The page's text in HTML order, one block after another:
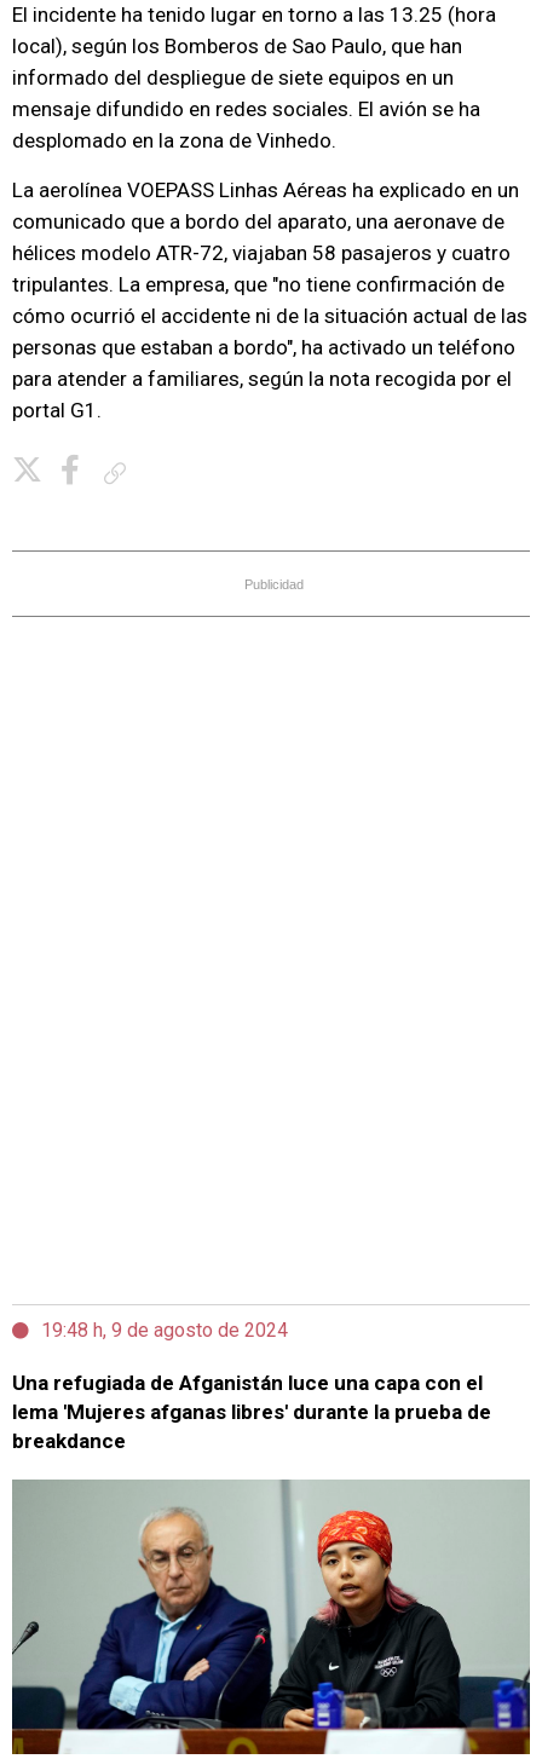
El incidente ha tenido lugar en torno a las 13.25 (hora
local), según los Bomberos de Sao Paulo, que han
informado del despliegue de siete equipos en un
mensaje difundido en redes sociales. El avión se ha
desplomado en la zona de Vinhedo.
La aerolínea VOEPASS Linhas Aéreas ha explicado en un
comunicado que a bordo del aparato, una aeronave de
hélices modelo ATR-72, viajaban 58 pasajeros y cuatro
tripulantes. La empresa, que "no tiene confirmación de
cómo ocurrió el accidente ni de la situación actual de las
personas que estaban a bordo", ha activado un teléfono
para atender a familiares, según la nota recogida por el
portal G1.
Publicidad
19:48 h, 9 de agosto de 2024
Una refugiada de Afganistán luce una capa con el
lema 'Mujeres afganas libres' durante la prueba de
breakdance